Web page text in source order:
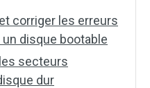
corriger les erreurs
disque bootable
secteurs
dur